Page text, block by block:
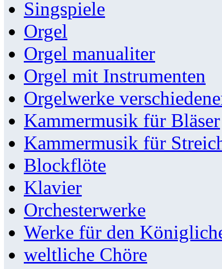
Singspiele
Orgel
Orgel manualiter
Orgel mit Instrumenten
Orgelwerke
Kammermusik für Bläser
Kammermusik für
Blockflöte
Klavier
Orchesterwerke
Werke für den
weltliche Chöre